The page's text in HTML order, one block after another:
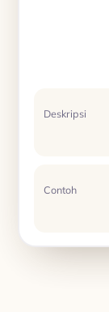
Deskripsi
Contoh